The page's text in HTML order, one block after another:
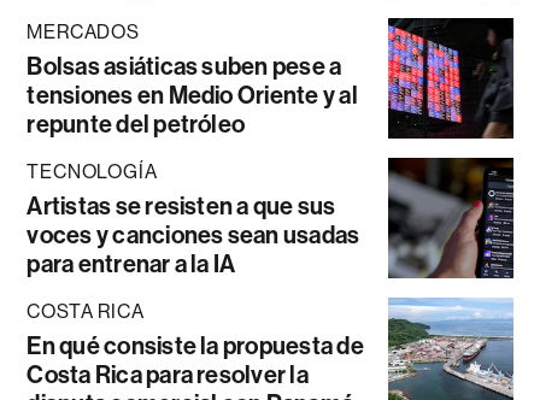
MERCADOS
Bolsas asiáticas suben pese a
tensiones en Medio Oriente y al
repunte del petróleo
TECNOLOGÍA
Artistas se resisten a que sus
voces y canciones sean usadas
para entrenar a la IA
COSTA RICA
En qué consiste la propuesta de
Costa Rica para resolver la